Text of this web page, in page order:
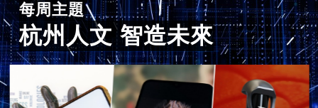
每周主題
杭州人文 智造未來